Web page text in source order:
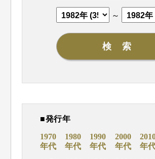
～
■発行年
1970
年代
1980
年代
1990
年代
2000
年代
年